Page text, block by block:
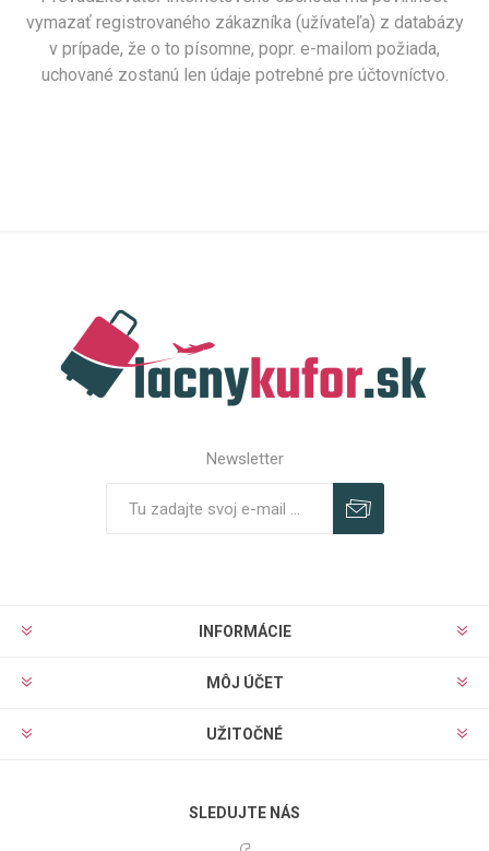
vymazať registrovaného zákazníka (užívateľa) z databázy
v prípade, že o to písomne, popr. e-mailom požiada,
uchované zostanú len údaje potrebné pre účtovníctvo.
Newsletter
INFORMÁCIE
MÔJ ÚČET
UŽITOČNÉ
SLEDUJTE NÁS